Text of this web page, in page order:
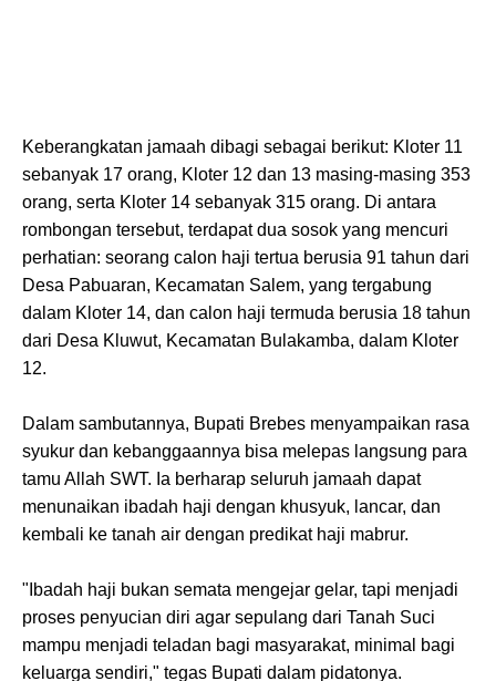
Keberangkatan jamaah dibagi sebagai berikut: Kloter 11
sebanyak 17 orang, Kloter 12 dan 13 masing-masing 353
orang, serta Kloter 14 sebanyak 315 orang. Di antara
rombongan tersebut, terdapat dua sosok yang mencuri
perhatian: seorang calon haji tertua berusia 91 tahun dari
Desa Pabuaran, Kecamatan Salem, yang tergabung
dalam Kloter 14, dan calon haji termuda berusia 18 tahun
dari Desa Kluwut, Kecamatan Bulakamba, dalam Kloter
12.
Dalam sambutannya, Bupati Brebes menyampaikan rasa
syukur dan kebanggaannya bisa melepas langsung para
tamu Allah SWT. Ia berharap seluruh jamaah dapat
menunaikan ibadah haji dengan khusyuk, lancar, dan
kembali ke tanah air dengan predikat haji mabrur.
"Ibadah haji bukan semata mengejar gelar, tapi menjadi
proses penyucian diri agar sepulang dari Tanah Suci
mampu menjadi teladan bagi masyarakat, minimal bagi
keluarga sendiri," tegas Bupati dalam pidatonya.